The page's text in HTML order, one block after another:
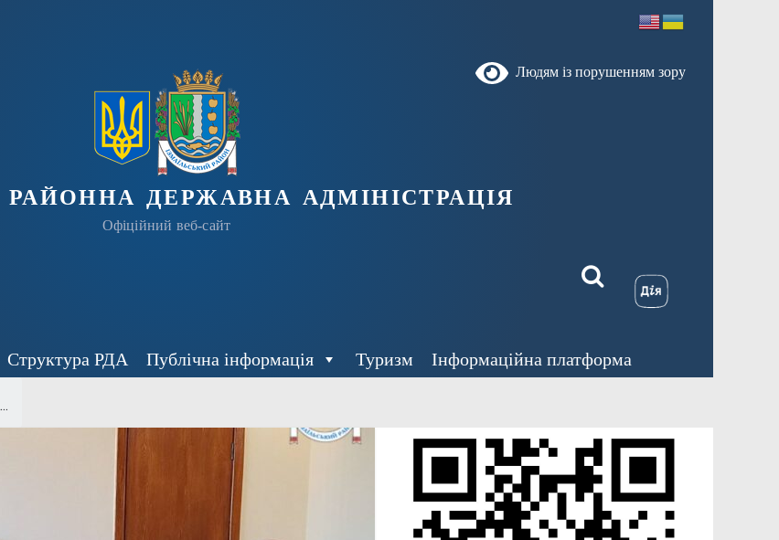
Людям із порушенням зору
районна державна адміністрація
Офіційний веб-сайт
Структура РДА Публічна інформація Туризм Інформаційна платформа